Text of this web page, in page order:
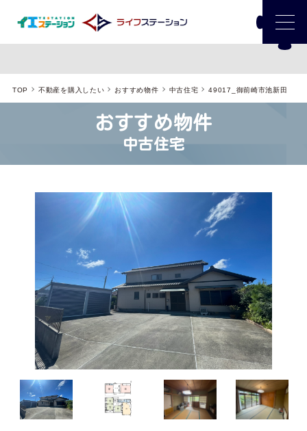
TOP 不動産を購入したい おすすめ物件 中古住宅 49017_御前崎市池新田
おすすめ物件
中古住宅